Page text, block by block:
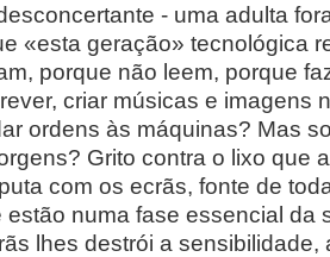
- uma adulta
«esta geração» tecnológica
porque não leem, porque
criar músicas e imagens
ordens às máquinas? Mas
Grito contra o lixo que
com os ecrãs, fonte de
estão numa fase essencial da
lhes destrói a sensibilidade,